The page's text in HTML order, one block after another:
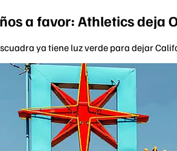
a favor: Athletics deja
ya tiene luz verde para dejar